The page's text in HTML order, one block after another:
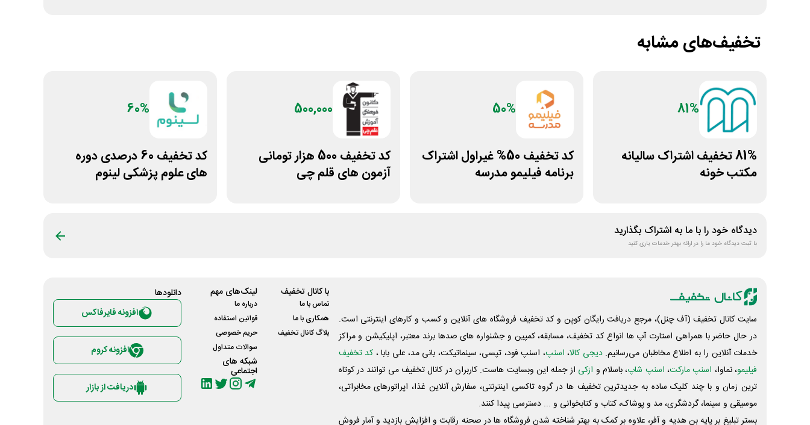
تخفیف‌های مشابه
81%
81% تخفیف اشتراک سالیانه
مکتب خونه
50%
کد تخفیف 50% غیراول اشتراک
برنامه فیلیمو مدرسه
500,000
کد تخفیف 500 هزار تومانی
آزمون های قلم چی
60%
کد تخفیف 60 درصدی دوره
های علوم پزشکی لینوم
دیدگاه خود را با ما به اشتراک بگذارید
با ثبت دیدگاه خود ما را در ارائه بهتر خدمات یاری کنید
سایت کانال تخفیف (آف چنل)، مرجع دریافت رایگان کوپن و کد تخفیف فروشگاه های آنلاین و کسب و‌ کارهای اینترنتی است.
در حال حاضر با همراهی استارت آپ ها انواع کد تخفیف، مسابقه، کمپین و جشنواره های صدها برند معتبر، اپلیکیشن و مراکز
خدمات آنلاین را به اطلاع مخاطبان می‌رسانیم. دیجی کالا، اسنپ، اسنپ فود، تپسی، سینماتیکت، بانی مد، علی‌ بابا ، کد تخفیف
فیلیمو، نماوا، اسنپ مارکت، اسنپ شاپ، باسلام و ازکی از جمله این وبسایت ‌هاست. کاربران در کانال تخفیف می توانند در کوتاه
ترین زمان و با چند کلیک ساده به جدیدترین تخفیف ها در گروه تاکسی اینترنتی، سفارش آنلاین غذا، اپراتورهای مخابراتی،
موسیقی و سینما، گردشگری، مد و پوشاک، کتاب و کتابخوانی و ... دسترسی پیدا کنند.
بستر تبلیغ بر پایه بن هدیه و آفر، علاوه بر کمک به بهتر شناخته شدن فروشگاه ها در صحنه رقابت و افزایش بازدید و آمار فروش
با کانال تخفیف
تماس با ما
همکاری با ما
بلاگ کانال تخفیف
لینک‌های مهم
درباره ما
قوانین استفاده
حریم خصوصی
سوالات متداول
شبکه های
اجتماعی
دانلود‌ها
افزونه فایرفاکس
افزونه کروم
دریافت از بازار